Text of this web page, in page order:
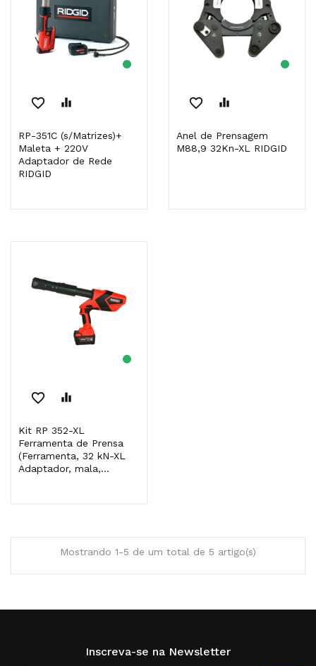
favorite_border equalizer
RP-351C (s/Matrizes)+
Maleta + 220V
Adaptador de Rede
RIDGID
favorite_border equalizer
Anel de Prensagem
M88,9 32Kn-XL RIDGID
favorite_border equalizer
Kit RP 352-XL
Ferramenta de Prensa
(Ferramenta, 32 kN-XL
Adaptador, mala,...
Mostrando 1-5 de um total de 5 artigo(s)
Inscreva-se na Newsletter